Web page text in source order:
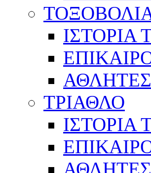
ΙΣΤΟΡΙΑ
ΤΡΙΑΘΛΟ
ΙΣΤΟΡΙΑ